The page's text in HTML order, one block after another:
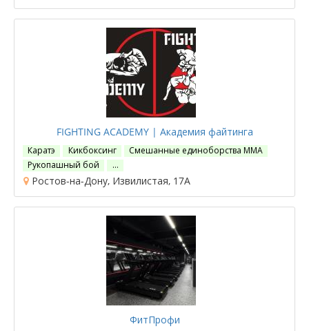
FIGHTING ACADEMY | Академия файтинга
Каратэ Кикбоксинг
Смешанные единоборства ММА
Рукопашный бой
…
Ростов-на-Дону, Извилистая, 17А
ФитПрофи